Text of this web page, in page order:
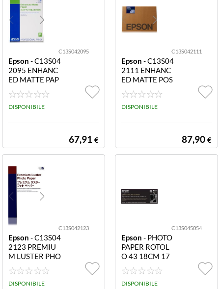
C13S042095
Epson - C13S04
2095 ENHANC
ED MATTE PAP
ER FORMATO A
2
DISPONIBILE
67,91 €
C13S042111
Epson - C13S04
2111 ENHANC
ED MATTE POS
TERBOARD A2
20FG ENHANC
ED MATTE POS
E/RETRO.
DISPONIBILE
87,90 €
C13S042123
Epson - C13S04
2123 PREMIU
M LUSTER PHO
TO PAPER A2 2
5FG PREMIUM
SEMIGLOSS PH
DISPONIBILE
C13S045054
Epson - PHOTO
PAPER ROTOL
O 43 18CM 17
C13S045054 P
HOTO PAPER R
OTOLO 43 18C
DISPONIBILE